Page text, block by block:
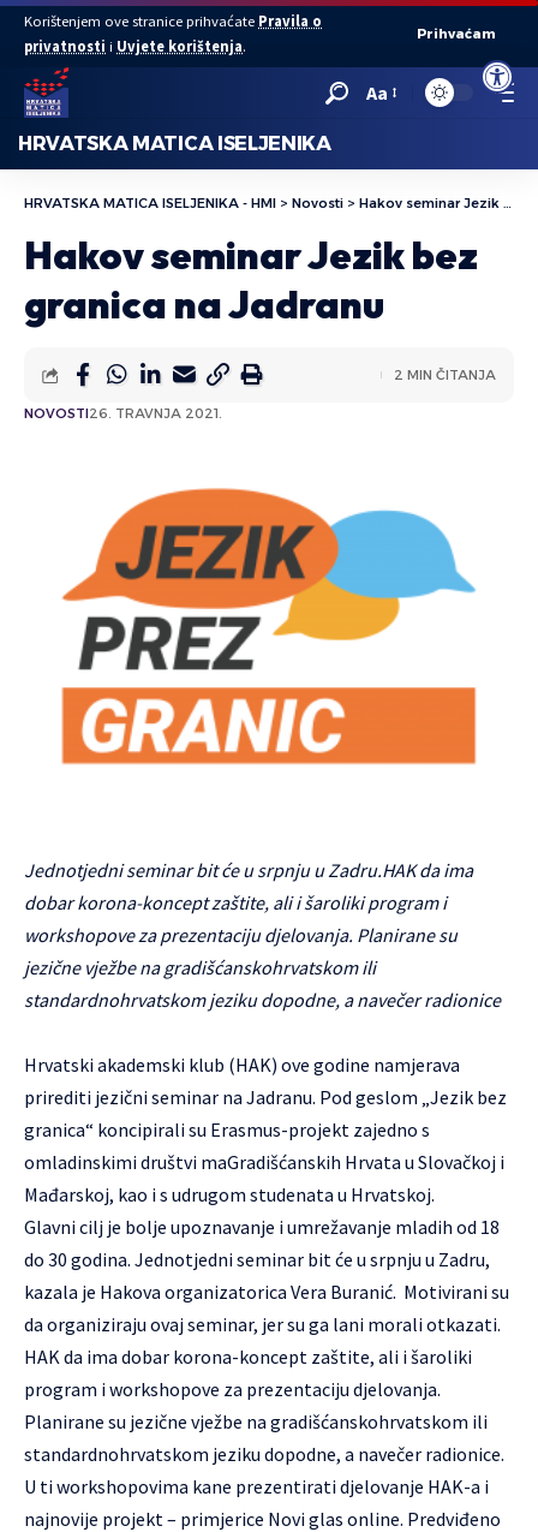
Open
Korištenjem ove stranice prihvaćate Pravila o
privatnosti i Uvjete korištenja.
Prihvaćam
Aa
HRVATSKA MATICA ISELJENIKA
HRVATSKA MATICA ISELJENIKA - HMI > Novosti > Hakov seminar Jezik bez granica na Jadranu
Hakov seminar Jezik bez
granica na Jadranu
NOVOSTI26. TRAVNJA 2021.
2 MIN ČITANJA
Jednotjedni seminar bit će u srpnju u Zadru.HAK da ima
dobar korona-koncept zaštite, ali i šaroliki program i
workshopove za prezentaciju djelovanja. Planirane su
jezične vježbe na gradišćanskohrvatskom ili
standardnohrvatskom jeziku dopodne, a navečer radionice
Hrvatski akademski klub (HAK) ove godine namjerava
prirediti jezični seminar na Jadranu. Pod geslom „Jezik bez
granica“ koncipirali su Erasmus-projekt zajedno s
omladinskimi društvi maGradišćanskih Hrvata u Slovačkoj i
Mađarskoj, kao i s udrugom studenata u Hrvatskoj.
Glavni cilj je bolje upoznavanje i umrežavanje mladih od 18
do 30 godina. Jednotjedni seminar bit će u srpnju u Zadru,
kazala je Hakova organizatorica Vera Buranić. Motivirani su
da organiziraju ovaj seminar, jer su ga lani morali otkazati.
HAK da ima dobar korona-koncept zaštite, ali i šaroliki
program i workshopove za prezentaciju djelovanja.
Planirane su jezične vježbe na gradišćanskohrvatskom ili
standardnohrvatskom jeziku dopodne, a navečer radionice.
U ti workshopovima kane prezentirati djelovanje HAK-a i
najnovije projekt – primjerice Novi glas online. Predviđeno